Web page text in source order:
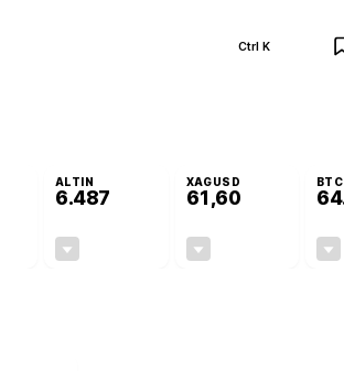
Ctrl K
ALTIN
6.487
XAGUSD
61,60
BTC